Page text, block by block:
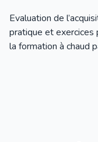
Evaluation de
pratique et
la formation à chaud